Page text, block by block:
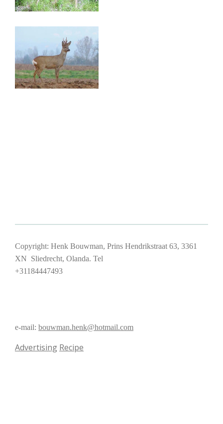
Copyright: Henk Bouwman, Prins Hendrikstraat 63, 3361
XN Sliedrecht, Olanda. Tel
+31184447493
e-mail: bouwman.henk@hotmail.com
Advertising Recipe